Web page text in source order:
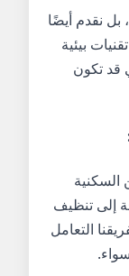
نقدم أيضًا
بيئية
قد تكون
السكنية
إلى تنظيف
التعامل